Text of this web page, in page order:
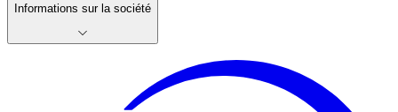
Informations sur la société